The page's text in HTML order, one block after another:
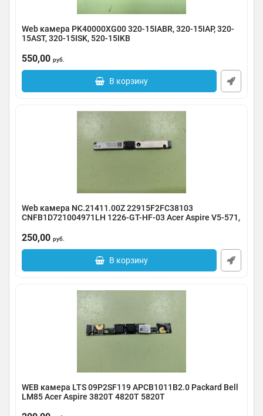
Web камера PK40000XG00 320-15IABR, 320-15IAP, 320-
15AST, 320-15ISK, 520-15IKB
550,00 руб.
В корзину
Web камера NC.21411.00Z 22915F2FC38103
CNFB1D721004971LH 1226-GT-HF-03 Acer Aspire V5-571,
Артикул: 0123-000252
250,00 руб.
В корзину
WEB камера LTS 09P2SF119 APCB1011B2.0 Packard Bell
LM85 Acer Aspire 3820T 4820T 5820T